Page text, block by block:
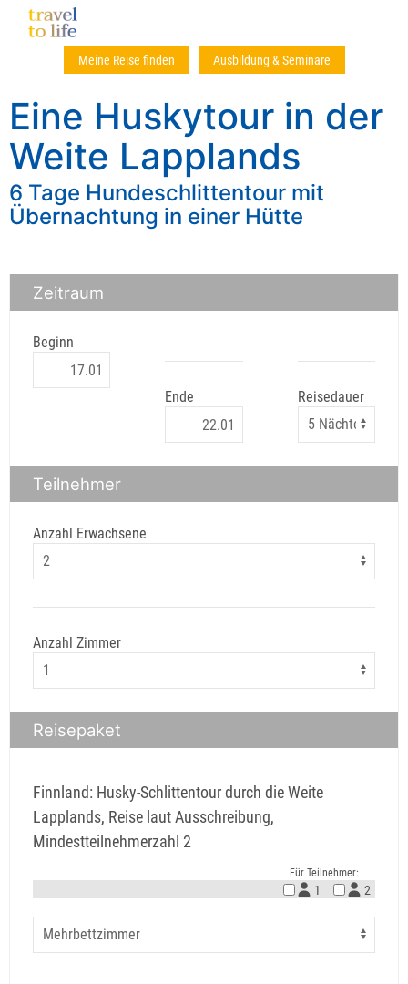
Meine Reise finden Ausbildung & Seminare
Eine Huskytour in der
Weite Lapplands
6 Tage Hundeschlittentour mit
Übernachtung in einer Hütte
Zeitraum
Beginn
Ende Reisedauer
Teilnehmer
Anzahl Erwachsene
Anzahl Zimmer
Reisepaket
Finnland: Husky-Schlittentour durch die Weite
Lapplands, Reise laut Ausschreibung,
Mindestteilnehmerzahl 2
Für Teilnehmer:
1 2